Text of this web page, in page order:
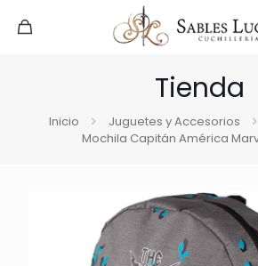
Tienda
Inicio Juguetes y Accesorios
Mochila Capitán América